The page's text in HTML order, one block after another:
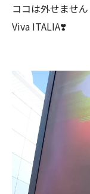
ココは外せませ
Viva ITALIA❣️